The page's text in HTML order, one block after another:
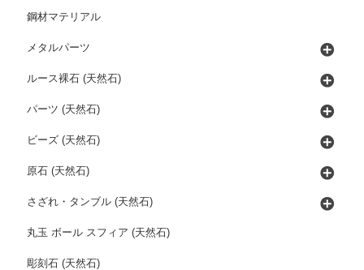
鋼材マテリアル
メタルパーツ
ルース裸石 (天然石)
パーツ (天然石)
ビーズ (天然石)
原石 (天然石)
さざれ・タンブル (天然石)
丸玉 ボール スフィア (天然石)
彫刻石 (天然石)